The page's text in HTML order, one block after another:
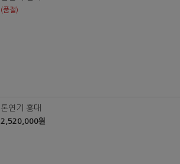
(품절)
톤연기 홍대
2,520,000원